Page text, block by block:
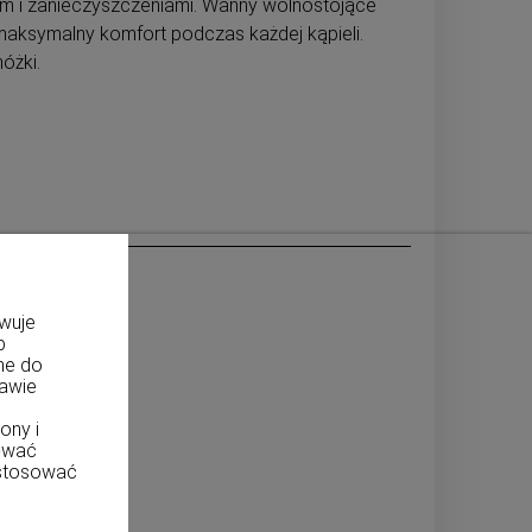
i zanieczyszczeniami. Wanny wolnostojące
komfort podczas każdej kąpieli.
do
i